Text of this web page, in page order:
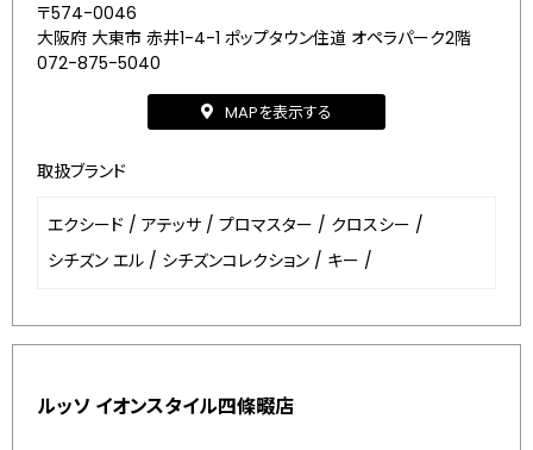
〒574-0046
大阪府 大東市 赤井1-4-1 ポップタウン住道 オペラパーク2階
072-875-5040
MAPを表示する
取扱ブランド
エクシード / アテッサ / プロマスター / クロスシー /
シチズン エル / シチズンコレクション / キー /
ルッソ イオンスタイル四條畷店